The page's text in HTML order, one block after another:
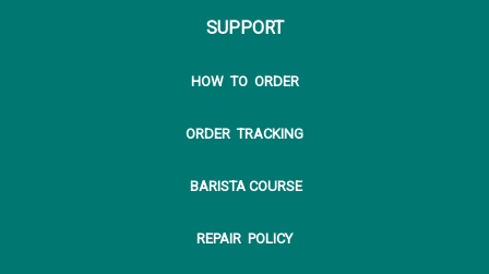
SUPPORT
HOW TO ORDER
ORDER TRACKING
BARISTA COURSE
REPAIR POLICY